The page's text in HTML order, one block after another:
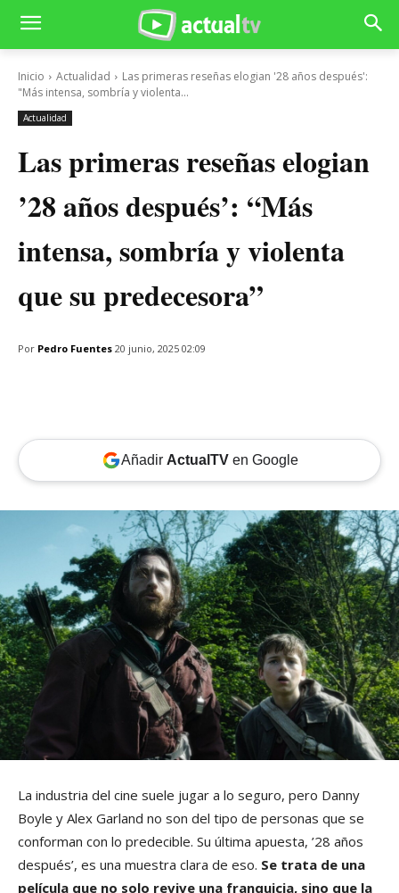
Inicio Actualidad
Las primeras reseñas elogian '28 años después':
"Más intensa, sombría y violenta...
Actualidad
Las primeras reseñas elogian
’28 años después’: “Más
intensa, sombría y violenta
que su predecesora”
Por Pedro Fuentes 20 junio, 2025 02:09
Añadir ActualTVen Google
La industria del cine suele jugar a lo seguro, pero Danny
Boyle y Alex Garland no son del tipo de personas que se
conforman con lo predecible. Su última apuesta, ’28 años
después’, es una muestra clara de eso. Se trata de una
película que no solo revive una franquicia, sino que la